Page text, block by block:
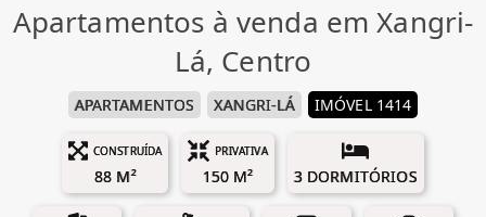
Apartamentos à venda em Xangri-
Lá, Centro
APARTAMENTOS XANGRI-LÁ IMÓVEL 1414
CONSTRUÍDA
88 M²
PRIVATIVA
150 M² 3 DORMITÓRIOS